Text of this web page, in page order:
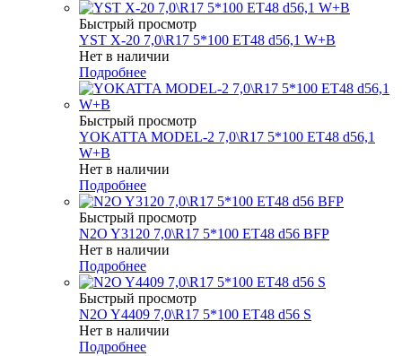
Быстрый просмотр
YST X-20 7,0\R17 5*100 ET48 d56,1 W+B
Нет в наличии
Подробнее
Быстрый просмотр
YOKATTA MODEL-2 7,0\R17 5*100 ET48 d56,1
W+B
Нет в наличии
Подробнее
Быстрый просмотр
N2O Y3120 7,0\R17 5*100 ET48 d56 BFP
Нет в наличии
Подробнее
Быстрый просмотр
N2O Y4409 7,0\R17 5*100 ET48 d56 S
Нет в наличии
Подробнее